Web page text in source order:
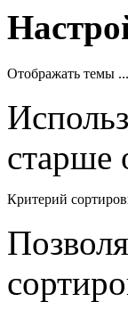
Отображать темы ...
старше
Критерий